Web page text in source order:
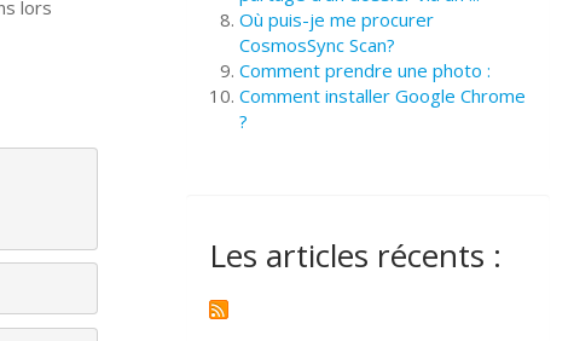
lors
Où puis-je me procurer
CosmosSync Scan?
Comment prendre une photo :
Comment installer Google Chrome
?
Les articles récents :